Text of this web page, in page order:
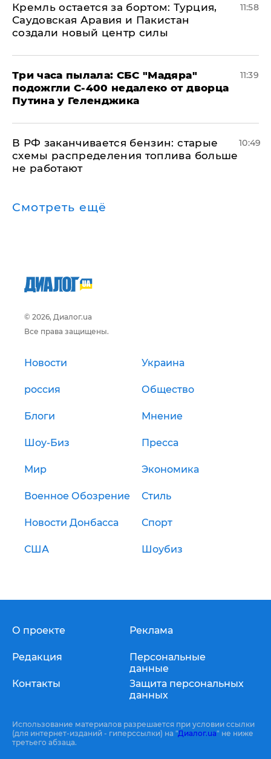
​Кремль остается за бортом: Турция,
Саудовская Аравия и Пакистан
создали новый центр силы
11:58
Три часа пылала: СБС "Мадяра"
подожгли С-400 недалеко от дворца
Путина у Геленджика
11:39
​В РФ заканчивается бензин: старые
схемы распределения топлива больше
не работают
10:49
Смотреть ещё
© 2026, Диалог.ua
Все права защищены.
Новости Украина
россия Общество
Блоги Мнение
Шоу-Биз Пресса
Мир Экономика
Военное Обозрение Стиль
Новости Донбасса Спорт
США Шоубиз
О проекте
Редакция
Контакты
Реклама
Персональные
данные
Защита персональных
данных
Использование материалов разрешается при условии ссылки
(для интернет-изданий - гиперссылки) на "Диалог.ua" не ниже
третьего абзаца.